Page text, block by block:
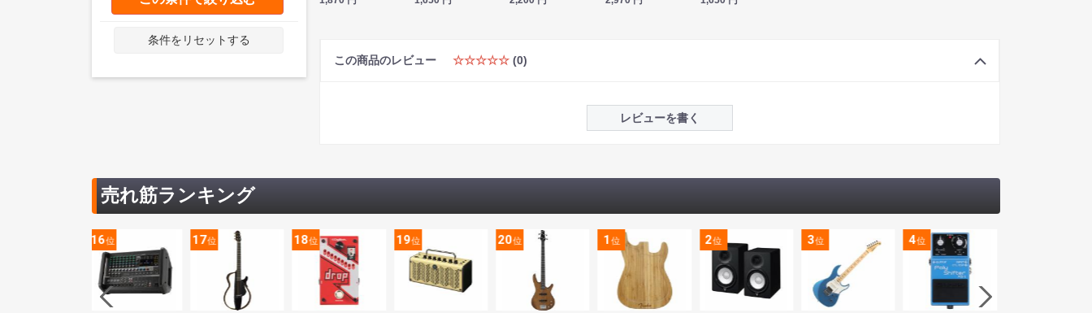
条件をリセットする
この商品のレビュー ☆☆☆☆☆ (0)
レビューを書く
売れ筋ランキング
16位 17位 18位 19位 20位 1位 2位 3位 4位